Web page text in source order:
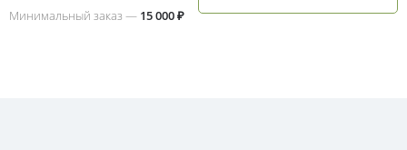
Минимальный заказ — 15 000 ₽